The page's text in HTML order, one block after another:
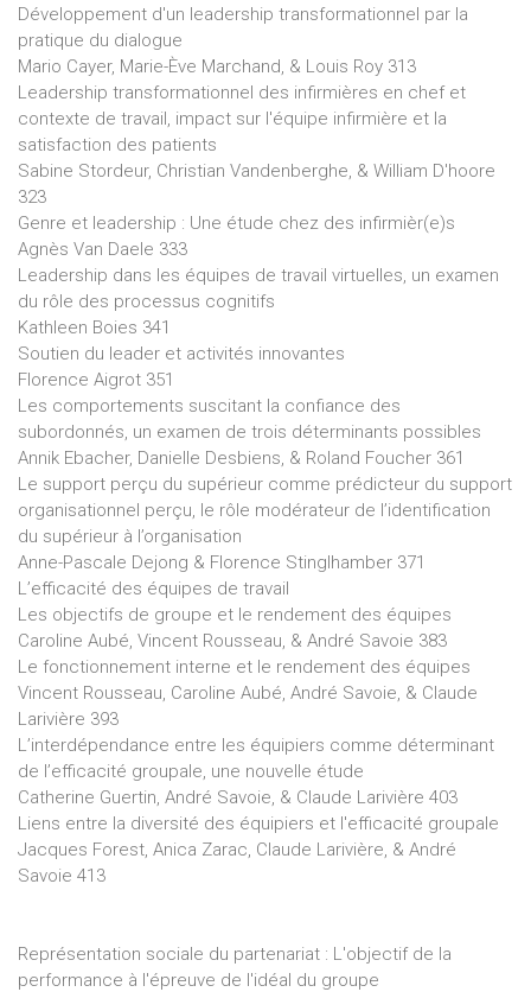
Développement d'un leadership transformationnel par la
pratique du dialogue
Mario Cayer, Marie-Ève Marchand, & Louis Roy 313
Leadership transformationnel des infirmières en chef et
contexte de travail, impact sur l'équipe infirmière et la
satisfaction des patients
Sabine Stordeur, Christian Vandenberghe, & William D'hoore
323
Genre et leadership : Une étude chez des infirmièr(e)s
Agnès Van Daele 333
Leadership dans les équipes de travail virtuelles, un examen
du rôle des processus cognitifs
Kathleen Boies 341
Soutien du leader et activités innovantes
Florence Aigrot 351
Les comportements suscitant la confiance des
subordonnés, un examen de trois déterminants possibles
Annik Ebacher, Danielle Desbiens, & Roland Foucher 361
Le support perçu du supérieur comme prédicteur du support
organisationnel perçu, le rôle modérateur de l’identification
du supérieur à l’organisation
Anne-Pascale Dejong & Florence Stinglhamber 371
L’efficacité des équipes de travail
Les objectifs de groupe et le rendement des équipes
Caroline Aubé, Vincent Rousseau, & André Savoie 383
Le fonctionnement interne et le rendement des équipes
Vincent Rousseau, Caroline Aubé, André Savoie, & Claude
Larivière 393
L’interdépendance entre les équipiers comme déterminant
de l’efficacité groupale, une nouvelle étude
Catherine Guertin, André Savoie, & Claude Larivière 403
Liens entre la diversité des équipiers et l'efficacité groupale
Jacques Forest, Anica Zarac, Claude Larivière, & André
Savoie 413
Représentation sociale du partenariat : L'objectif de la
performance à l'épreuve de l'idéal du groupe